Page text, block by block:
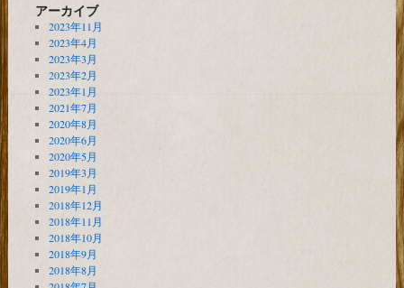
アーカイブ
2023年11月
2023年4月
2023年3月
2023年2月
2023年1月
2021年7月
2020年8月
2020年6月
2020年5月
2019年3月
2019年1月
2018年12月
2018年11月
2018年10月
2018年9月
2018年8月